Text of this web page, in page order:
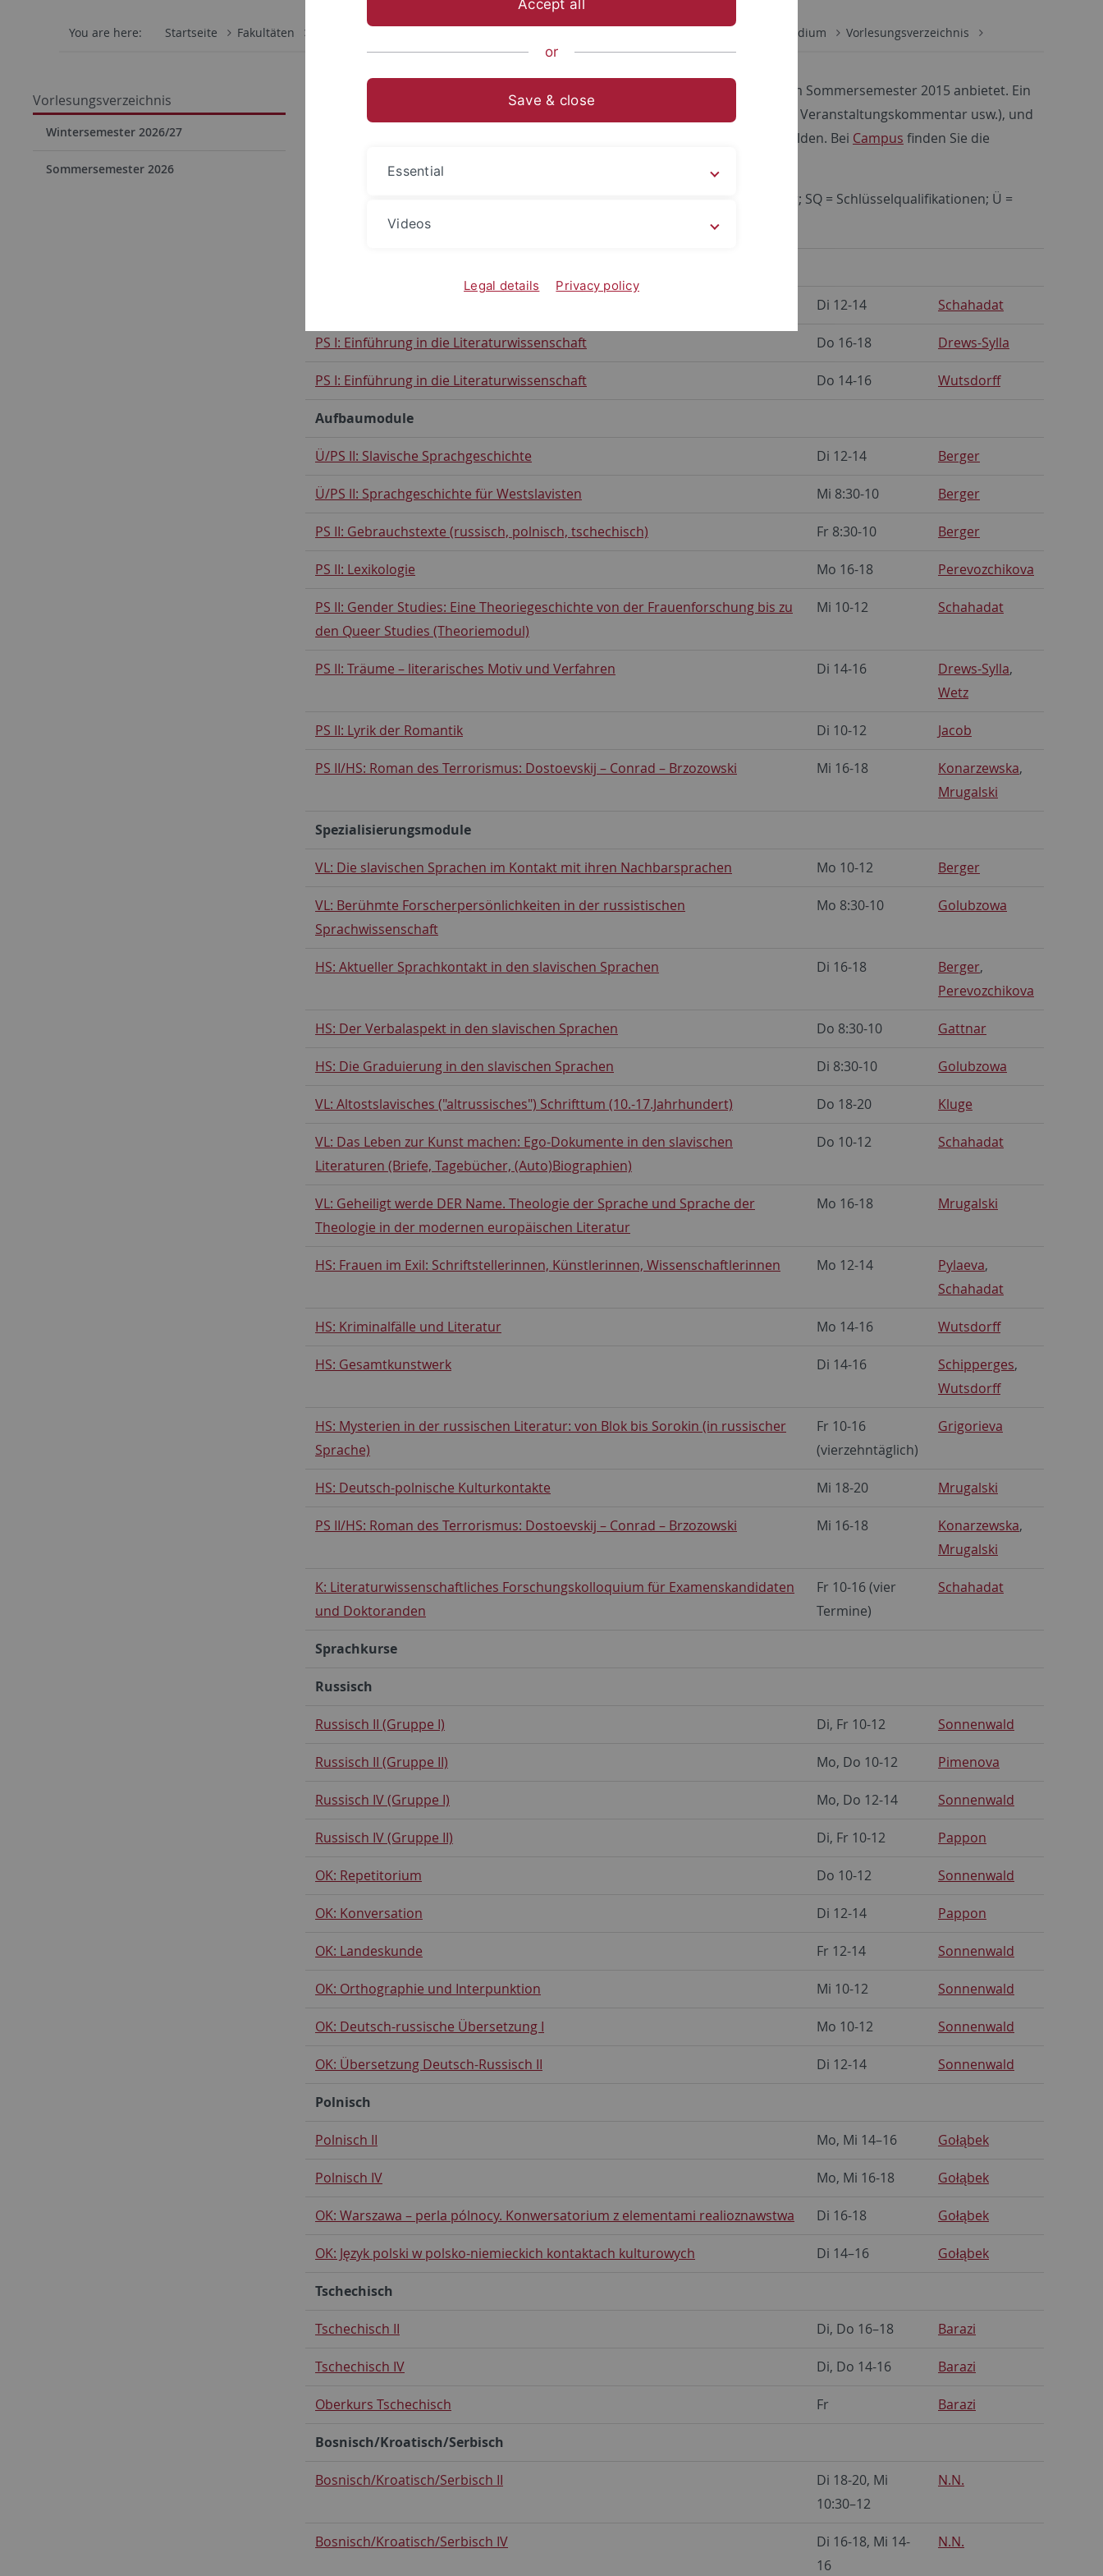
You are here: Startseite Fakultäten Studium Vorlesungsverzeichnis
Vorlesungsverzeichnis
Wintersemester 2026/27
Sommersemester 2026
Im Folgenden sind alle Veranstaltungen aufgelistet, die das Slavische Seminar im Sommersemester 2015 anbietet. Ein
Klick auf den Veranstaltungstitel zeigt Ihnen weitere Informationen an (Zeit, Ort, Veranstaltungskommentar usw.), und
per Klick auf »Anmeldung« können Sie sich für die Veranstaltung an- oder abmelden. Bei Campus finden Sie die
Veranstaltungen nach Studiengängen sortiert.
Verwendete Abkürzungen: HS = Hauptseminar; OK = Oberkurs; PS = Proseminar; SQ = Schlüsselqualifikationen; Ü =
Übung; VL = Vorlesung
Di 12-14 Schahadat
PS I: Einführung in die Literaturwissenschaft Do 16-18 Drews-Sylla
PS I: Einführung in die Literaturwissenschaft Do 14-16 Wutsdorff
Aufbaumodule
Ü/PS II: Slavische Sprachgeschichte Di 12-14 Berger
Ü/PS II: Sprachgeschichte für Westslavisten Mi 8:30-10 Berger
PS II: Gebrauchstexte (russisch, polnisch, tschechisch) Fr 8:30-10 Berger
PS II: Lexikologie Mo 16-18 Perevozchikova
PS II: Gender Studies: Eine Theoriegeschichte von der Frauenforschung bis zu
den Queer Studies (Theoriemodul)
Mi 10-12 Schahadat
PS II: Träume – literarisches Motiv und Verfahren Di 14-16 Drews-Sylla,
Wetz
PS II: Lyrik der Romantik Di 10-12 Jacob
PS II/HS: Roman des Terrorismus: Dostoevskij – Conrad – Brzozowski Mi 16-18 Konarzewska,
Mrugalski
Spezialisierungsmodule
VL: Die slavischen Sprachen im Kontakt mit ihren Nachbarsprachen Mo 10-12 Berger
VL: Berühmte Forscherpersönlichkeiten in der russistischen
Sprachwissenschaft
Mo 8:30-10 Golubzowa
HS: Aktueller Sprachkontakt in den slavischen Sprachen Di 16-18 Berger,
Perevozchikova
HS: Der Verbalaspekt in den slavischen Sprachen Do 8:30-10 Gattnar
HS: Die Graduierung in den slavischen Sprachen Di 8:30-10 Golubzowa
VL: Altostslavisches ("altrussisches") Schrifttum (10.-17.Jahrhundert) Do 18-20 Kluge
VL: Das Leben zur Kunst machen: Ego-Dokumente in den slavischen
Literaturen (Briefe, Tagebücher, (Auto)Biographien)
Do 10-12 Schahadat
VL: Geheiligt werde DER Name. Theologie der Sprache und Sprache der
Theologie in der modernen europäischen Literatur
Mo 16-18 Mrugalski
HS: Frauen im Exil: Schriftstellerinnen, Künstlerinnen, Wissenschaftlerinnen Mo 12-14 Pylaeva,
Schahadat
HS: Kriminalfälle und Literatur Mo 14-16 Wutsdorff
HS: Gesamtkunstwerk Di 14-16 Schipperges,
Wutsdorff
HS: Mysterien in der russischen Literatur: von Blok bis Sorokin (in russischer
Sprache)
Fr 10-16
(vierzehntäglich)
Grigorieva
HS: Deutsch-polnische Kulturkontakte Mi 18-20 Mrugalski
PS II/HS: Roman des Terrorismus: Dostoevskij – Conrad – Brzozowski Mi 16-18 Konarzewska,
Mrugalski
K: Literaturwissenschaftliches Forschungskolloquium für Examenskandidaten
und Doktoranden
Fr 10-16 (vier
Termine)
Schahadat
Sprachkurse
Russisch
Russisch II (Gruppe I) Di, Fr 10-12 Sonnenwald
Russisch II (Gruppe II) Mo, Do 10-12 Pimenova
Russisch IV (Gruppe I) Mo, Do 12-14 Sonnenwald
Russisch IV (Gruppe II) Di, Fr 10-12 Pappon
OK: Repetitorium Do 10-12 Sonnenwald
OK: Konversation Di 12-14 Pappon
OK: Landeskunde Fr 12-14 Sonnenwald
OK: Orthographie und Interpunktion Mi 10-12 Sonnenwald
OK: Deutsch-russische Übersetzung I Mo 10-12 Sonnenwald
OK: Übersetzung Deutsch-Russisch II Di 12-14 Sonnenwald
Polnisch
Polnisch II Mo, Mi 14–16 Gołąbek
Polnisch IV Mo, Mi 16-18 Gołąbek
OK: Warszawa – perla pólnocy. Konwersatorium z elementami realioznawstwa Di 16-18 Gołąbek
OK: Język polski w polsko-niemieckich kontaktach kulturowych Di 14–16 Gołąbek
Tschechisch
Tschechisch II Di, Do 16–18 Barazi
Tschechisch IV Di, Do 14-16 Barazi
Oberkurs Tschechisch Fr Barazi
Bosnisch/Kroatisch/Serbisch
Bosnisch/Kroatisch/Serbisch II
Di 18-20, Mi
10:30–12
N.N.
Bosnisch/Kroatisch/Serbisch IV
Di 16-18, Mi 14-
16
N.N.
Accept all
or
Save & close
Essential
Videos
Legal details Privacy policy